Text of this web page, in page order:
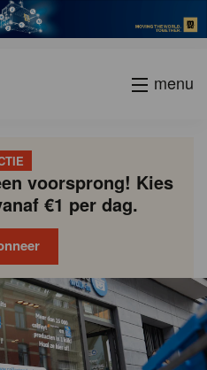
menu
voorsprong! Kies
€1 per dag.